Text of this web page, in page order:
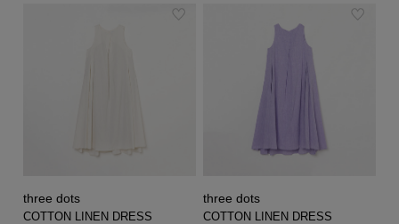
three dots
COTTON LINEN DRESS
three dots
COTTON LINEN DRESS